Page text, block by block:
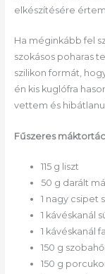
elkészítésére
Ha méginkább fel
szokásos poharas
szilikon formát,
én kis kuglófra
vettem és
Fűszeres
115 g liszt
50 g darált
1 nagy csipet
1 kávéskanál
1 kávéskanál
150 g
150 g